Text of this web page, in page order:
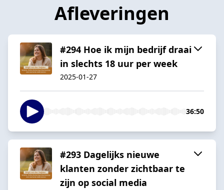
Afleveringen
#294 Hoe ik mijn bedrijf draai
in slechts 18 uur per week
2025-01-27
36:50
#293 Dagelijks nieuwe
klanten zonder zichtbaar te
zijn op social media